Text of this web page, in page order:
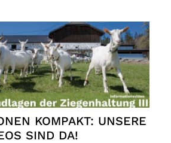
KOMPAKT: UNSERE
SIND DA!